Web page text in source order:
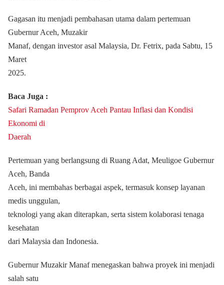
Gagasan itu menjadi pembahasan utama dalam pertemuan
Gubernur Aceh, Muzakir
Manaf, dengan investor asal Malaysia, Dr. Fetrix, pada Sabtu, 15
Maret
2025.
Baca Juga :
Safari Ramadan Pemprov Aceh Pantau Inflasi dan Kondisi
Ekonomi di
Daerah
Pertemuan yang berlangsung di Ruang Adat, Meuligoe Gubernur
Aceh, Banda
Aceh, ini membahas berbagai aspek, termasuk konsep layanan
medis unggulan,
teknologi yang akan diterapkan, serta sistem kolaborasi tenaga
kesehatan
dari Malaysia dan Indonesia.
Gubernur Muzakir Manaf menegaskan bahwa proyek ini menjadi
salah satu